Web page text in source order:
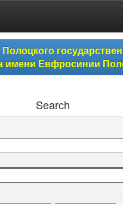
имени Евфросинии
Search